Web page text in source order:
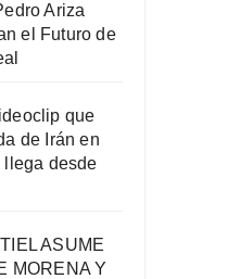
Ariza
el Futuro de
que
de Irán en
llega desde
ASUME
MORENA Y